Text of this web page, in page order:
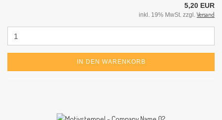
5,20 EUR
inkl. 19% MwSt. zzgl. Versand
IN DEN WARENKORB